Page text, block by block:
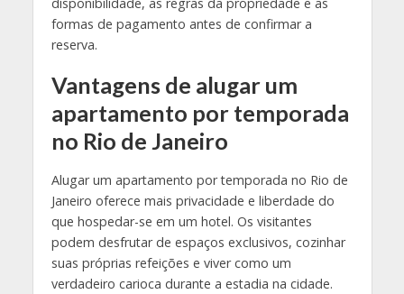
formas de pagamento antes de confirmar a
reserva.
Vantagens de alugar um
apartamento por temporada
no Rio de Janeiro
Alugar um apartamento por temporada no Rio de
Janeiro oferece mais privacidade e liberdade do
que hospedar-se em um hotel. Os visitantes
podem desfrutar de espaços exclusivos, cozinhar
suas próprias refeições e viver como um
verdadeiro carioca durante a estadia na cidade.